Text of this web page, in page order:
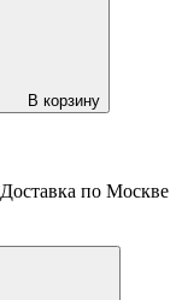
В корзину
Доставка по Москве